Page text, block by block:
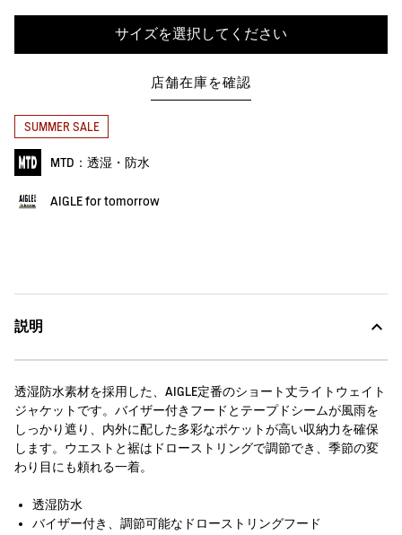
サイズを選択してください
店舗在庫を確認
SUMMER SALE
MTD：透湿・防水
AIGLE for tomorrow
説明
透湿防水素材を採用した、AIGLE定番のショート丈ライトウェイト
ジャケットです。バイザー付きフードとテープドシームが風雨を
しっかり遮り、内外に配した多彩なポケットが高い収納力を確保
します。ウエストと裾はドローストリングで調節でき、季節の変
わり目にも頼れる一着。
透湿防水
バイザー付き、調節可能なドローストリングフード